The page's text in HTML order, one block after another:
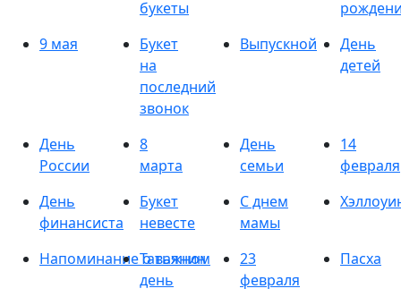
букеты
9 мая
Букет
на
последний
звонок
Выпускной
День
детей
День
России
8
марта
День
семьи
14
февраля
День
финансиста
Букет
невесте
С днем
мамы
Напоминание о важном
Татьянин
день
23
февраля
Пасха